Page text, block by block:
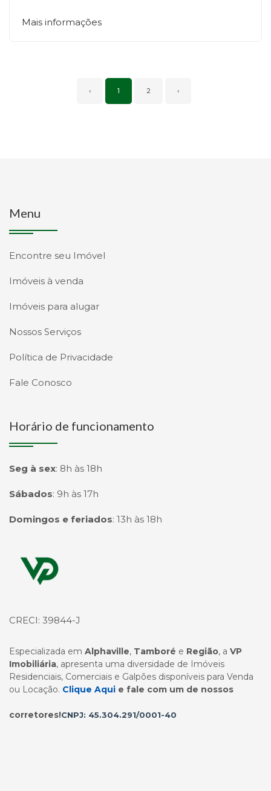
Mais informações
‹ 1 2 ›
Menu
Encontre seu Imóvel
Imóveis à venda
Imóveis para alugar
Nossos Serviços
Política de Privacidade
Fale Conosco
Horário de funcionamento
Seg à sex: 8h às 18h
Sábados: 9h às 17h
Domingos e feriados: 13h às 18h
Página inicial
CRECI: 39844-J
Especializada em Alphaville, Tamboré e Região, a VP
Imobiliária, apresenta uma diversidade de Imóveis
Residenciais, Comerciais e Galpões disponíveis para Venda
ou Locação. Clique Aqui e fale com um de nossos
corretores!CNPJ: 45.304.291/0001-40